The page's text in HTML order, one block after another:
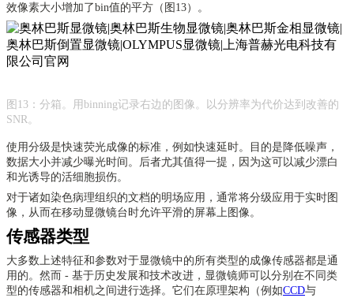
效像素大小增加了bin值的平方（图13）。
图 13：分箱。用binning记录右边的图像。以分辨率为代价达到改善的
SNR。
使用分级是快速荧光成像的标准，例如快速延时。目的是降低噪声，
数据大小并减少曝光时间。后者尤其值得一提，因为这可以减少漂白
和光诱导的活细胞损伤。
对于诸如染色病理组织的文档的明场应用，通常将分级应用于实时图
像，从而在移动显微镜台时允许平滑的屏幕上图像。
传感器类型
大多数上述特征和参数对于显微镜中的所有类型的成像传感器都是通
用的。然而 - 基于历史发展和技术改进，显微镜师可以分别在不同类
型的传感器和相机之间进行选择。它们在原理架构（例如CCD与